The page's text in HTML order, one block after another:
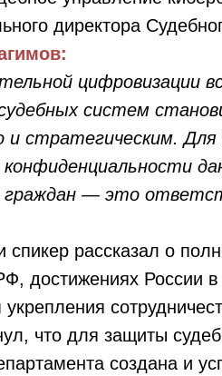
директора
цифровизации
систем
и стратегическим.
граждан — это
рассказал о
достижениях России
укрепления
что для защиты
создана и